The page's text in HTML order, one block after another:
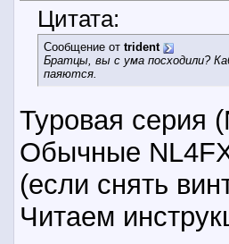
Цитата:
Сообщение от trident
Братцы, вы с ума посходили?
паяются.
Туровая серия
Обычные
(если снять
Читаем